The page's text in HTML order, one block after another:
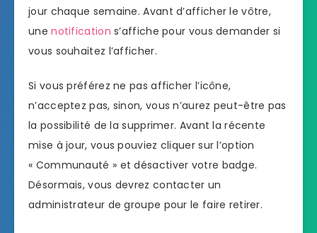
jour chaque semaine. Avant d’afficher le vôtre,
unenotification s’affiche pour vous demander si
vous souhaitez l’afficher.
Si vous préférez ne pas afficher l’icône,
n’acceptez pas, sinon, vous n’aurez peut-être pas
la possibilité de la supprimer. Avant la récente
mise à jour, vous pouviez cliquer sur l’option
« Communauté » et désactiver votre badge.
Désormais, vous devrez contacter un
administrateur de groupe pour le faire retirer.